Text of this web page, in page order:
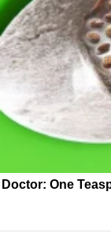
Doctor: One